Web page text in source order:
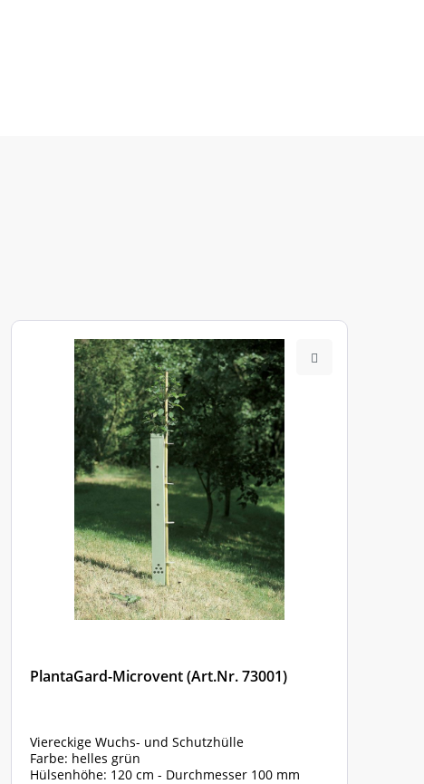
PlantaGard-Microvent (Art.Nr. 73001)
Viereckige Wuchs- und Schutzhülle
Farbe: helles grün
Hülsenhöhe: 120 cm - Durchmesser 100 mm